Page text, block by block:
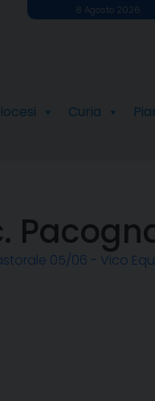
8 Agosto 2026
Curia
05/06 - Vico